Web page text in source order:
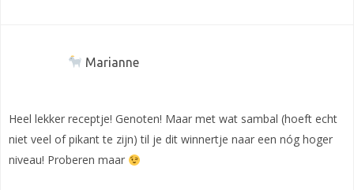
Marianne
Heel lekker receptje! Genoten! Maar met wat sambal (hoeft echt
niet veel of pikant te zijn) til je dit winnertje naar een nóg hoger
niveau! Proberen maar